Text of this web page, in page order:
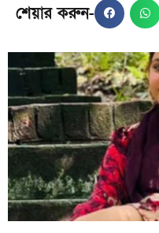
শেয়ার করুন-